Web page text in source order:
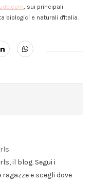
, sui principali
biologici e naturali d'Italia.
il blog. Segui i
e scegli dove